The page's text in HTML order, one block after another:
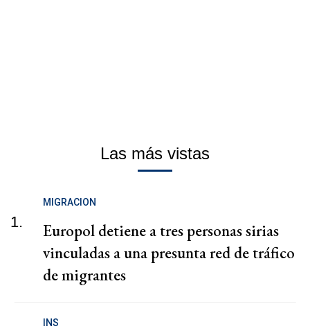
Las más vistas
1.
MIGRACION
Europol detiene a tres personas sirias
vinculadas a una presunta red de tráfico
de migrantes
INS